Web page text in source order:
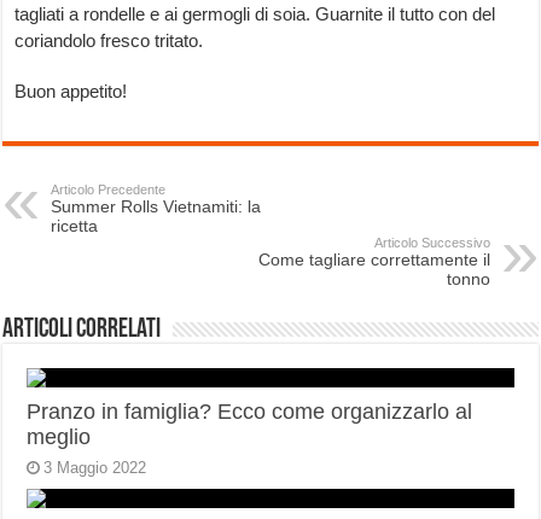
tagliati a rondelle e ai germogli di soia. Guarnite il tutto con del
coriandolo fresco tritato.
Buon appetito!
Articolo Precedente
Summer Rolls Vietnamiti: la
ricetta
Articolo Successivo
Come tagliare correttamente il
tonno
Articoli correlati
Pranzo in famiglia? Ecco come organizzarlo al
meglio
3 Maggio 2022